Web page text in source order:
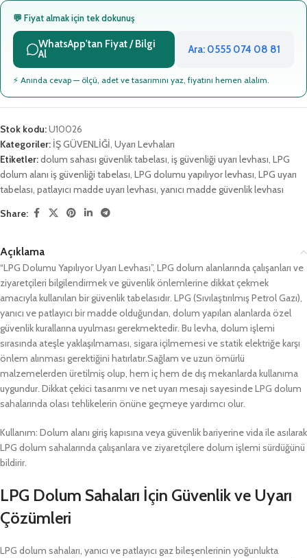
💬 Fiyat almak için tek dokunuş
WhatsApp'tan Fiyat / Bilgi
Al
Ara: 0555 074 08 81
⚡ Anında cevap — ölçü, adet ve tasarımını yaz, fiyatını hemen alalım.
Stok kodu:U10026
Kategoriler: İŞ GÜVENLİĞİ, Uyarı Levhaları
Etiketler:dolum sahası güvenlik tabelası, iş güvenliği uyarı levhası, LPG
dolum alanı iş güvenliği tabelası, LPG dolumu yapılıyor levhası, LPG uyarı
tabelası, patlayıcı madde uyarı levhası, yanıcı madde güvenlik levhası
Share:
Açıklama
“LPG Dolumu Yapılıyor Uyarı Levhası”, LPG dolum alanlarında çalışanları ve
ziyaretçileri bilgilendirmek ve güvenlik önlemlerine dikkat çekmek
amacıyla kullanılan bir güvenlik tabelasıdır. LPG (Sıvılaştırılmış Petrol Gazı),
yanıcı ve patlayıcı bir madde olduğundan, dolum yapılan alanlarda özel
güvenlik kurallarına uyulması gerekmektedir. Bu levha, dolum işlemi
sırasında ateşle yaklaşılmaması, sigara içilmemesi ve statik elektriğe karşı
önlem alınması gerektiğini hatırlatır.Sağlam ve uzun ömürlü
malzemelerden üretilmiş olup, hem iç hem de dış mekanlarda kullanıma
uygundur. Dikkat çekici tasarımı ve net uyarı mesajı sayesinde LPG dolum
sahalarında olası tehlikelerin önüne geçmeye yardımcı olur.
Kullanım: Dolum alanı giriş kapısına veya güvenlik bariyerine vida ile asılarak
LPG dolum sahalarında çalışanlara ve ziyaretçilere dolum işlemi sürdüğünü
bildirir.
LPG Dolum Sahaları İçin Güvenlik ve Uyarı
Çözümleri
LPG dolum sahaları, yanıcı ve patlayıcı gaz bileşenlerinin yoğunlukta